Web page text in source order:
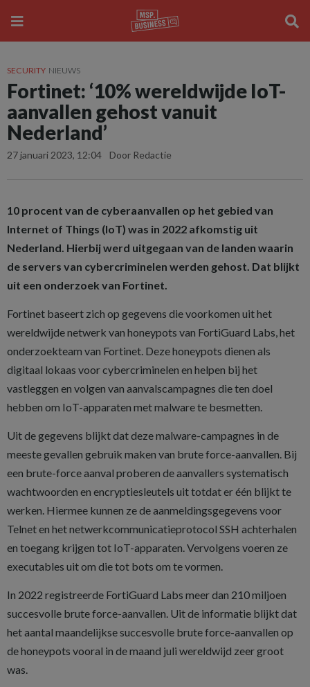
SECURITY NIEUWS
Fortinet: ‘10% wereldwijde IoT-
aanvallen gehost vanuit
Nederland’
27 januari 2023, 12:04 Door Redactie
10 procent van de cyberaanvallen op het gebied van
Internet of Things (IoT) was in 2022 afkomstig uit
Nederland. Hierbij werd uitgegaan van de landen waarin
de servers van cybercriminelen werden gehost. Dat blijkt
uit een onderzoek van Fortinet.
Fortinet baseert zich op gegevens die voorkomen uit het
wereldwijde netwerk van honeypots van FortiGuard Labs, het
onderzoekteam van Fortinet. Deze honeypots dienen als
digitaal lokaas voor cybercriminelen en helpen bij het
vastleggen en volgen van aanvalscampagnes die ten doel
hebben om IoT-apparaten met malware te besmetten.
Uit de gegevens blijkt dat deze malware-campagnes in de
meeste gevallen gebruik maken van brute force-aanvallen. Bij
een brute-force aanval proberen de aanvallers systematisch
wachtwoorden en encryptiesleutels uit totdat er één blijkt te
werken. Hiermee kunnen ze de aanmeldingsgegevens voor
Telnet en het netwerkcommunicatieprotocol SSH achterhalen
en toegang krijgen tot IoT-apparaten. Vervolgens voeren ze
executables uit om die tot bots om te vormen.
In 2022 registreerde FortiGuard Labs meer dan 210 miljoen
succesvolle brute force-aanvallen. Uit de informatie blijkt dat
het aantal maandelijkse succesvolle brute force-aanvallen op
de honeypots vooral in de maand juli wereldwijd zeer groot
was.